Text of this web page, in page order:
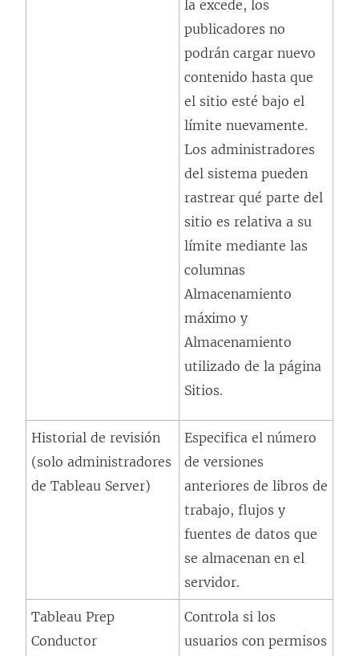
la excede, los
publicadores no
podrán cargar nuevo
contenido hasta que
el sitio esté bajo el
límite nuevamente.
Los administradores
del sistema pueden
rastrear qué parte del
sitio es relativa a su
límite mediante las
columnas
Almacenamiento
máximo y
Almacenamiento
utilizado de la página
Sitios.
Historial de revisión
(solo administradores
de Tableau Server)
Especifica el número
de versiones
anteriores de libros de
trabajo, flujos y
fuentes de datos que
se almacenan en el
servidor.
Tableau Prep
Conductor
Controla si los
usuarios con permisos